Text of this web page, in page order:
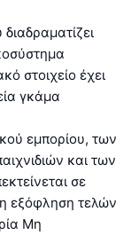
στοιχείο έχει
γκάμα
εμπορίου, των
και των
σε
εξόφληση τελών
Μη